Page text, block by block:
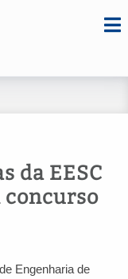
da EESC
concurso
Engenharia de